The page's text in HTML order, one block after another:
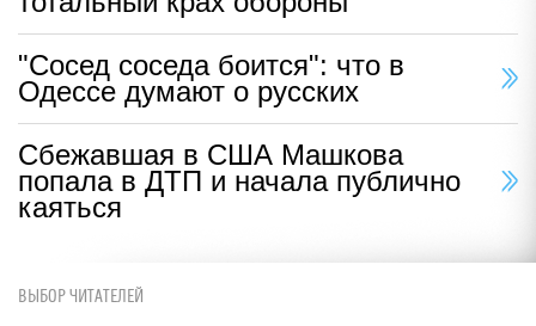
"Сосед соседа боится": что в
Одессе думают о русских
Сбежавшая в США Машкова
попала в ДТП и начала публично
каяться
ВЫБОР ЧИТАТЕЛЕЙ